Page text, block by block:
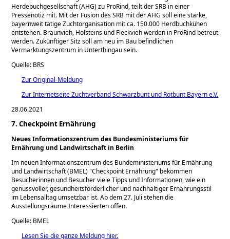
Herdebuchgesellschaft (AHG) zu ProRind, teilt der SRB in einer
Pressenotiz mit. Mit der Fusion des SRB mit der AHG soll eine starke,
bayernweit tätige Zuchtorganisation mit ca. 150.000 Herdbuchkühen
entstehen. Braunvieh, Holsteins und Fleckvieh werden in ProRind betreut
werden. Zukünftiger Sitz soll am neu im Bau befindlichen
Vermarktungszentrum in Unterthingau sein.
Quelle: BRS
Zur Original-Meldung
Zur Internetseite Zuchtverband Schwarzbunt und Rotbunt Bayern e.V.
28.06.2021
7. Checkpoint Ernährung
Neues Informationszentrum des Bundesministeriums für
Ernährung und Landwirtschaft in Berlin
Im neuen Informationszentrum des Bundeministeriums für Ernährung
und Landwirtschaft (BMEL) Checkpoint Ernährung bekommen
Besucherinnen und Besucher viele Tipps und Informationen, wie ein
genussvoller, gesundheitsförderlicher und nachhaltiger Ernährungsstil
im Lebensalltag umsetzbar ist. Ab dem 27. Juli stehen die
Ausstellungsräume Interessierten offen.
Quelle: BMEL
Lesen Sie die ganze Meldung hier.